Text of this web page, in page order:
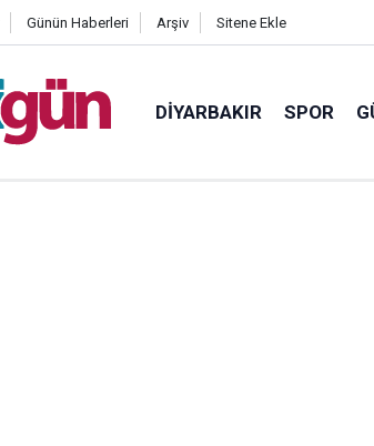
Günün Haberleri Arşiv Sitene Ekle
DIYARBAKIR SPOR